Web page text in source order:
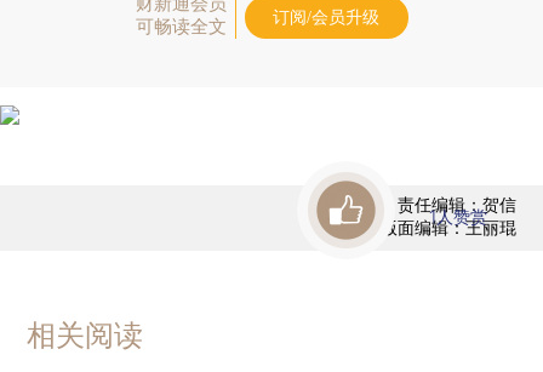
可畅读全文
订阅/会员升级
责任编辑：贺信
版面编辑：王丽琨
1人赞赏
相关阅读